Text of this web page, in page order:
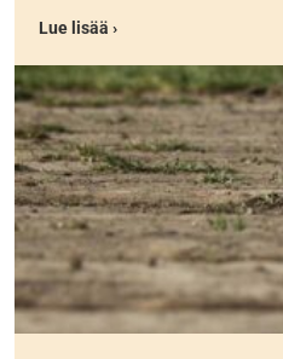
Lue lisää ›